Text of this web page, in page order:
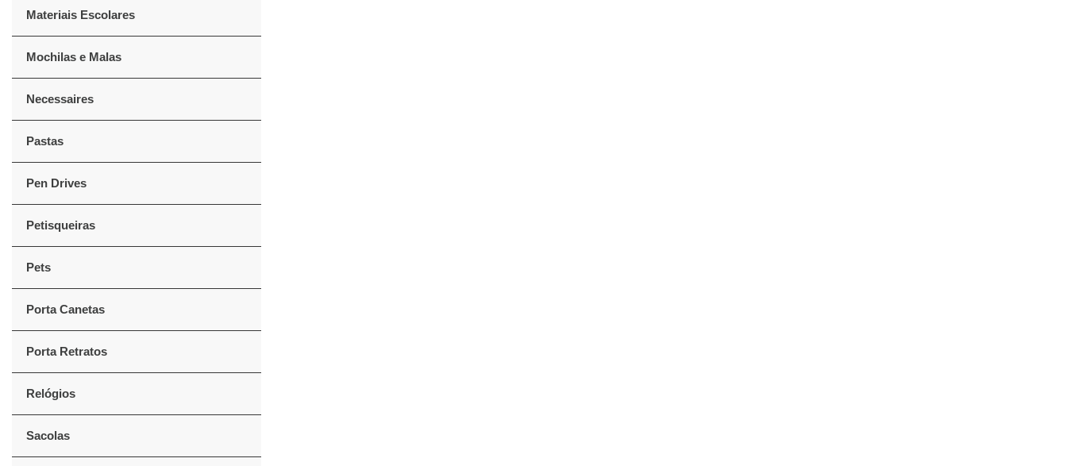
Materiais Escolares
Mochilas e Malas
Necessaires
Pastas
Pen Drives
Petisqueiras
Pets
Porta Canetas
Porta Retratos
Relógios
Sacolas